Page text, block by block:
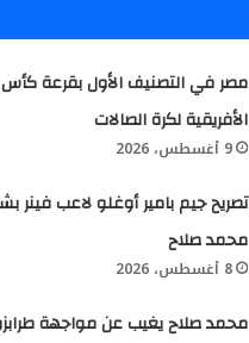
مصر في التصنيف الأول بقرعة كأس
الأفريقية لكرة الصالات
9 أغسطس، 2026
تصريح جيم بامير أوغلو لاعب فينر
محمد صلاح
8 أغسطس، 2026
محمد صلاح يغيب عن مواجهة